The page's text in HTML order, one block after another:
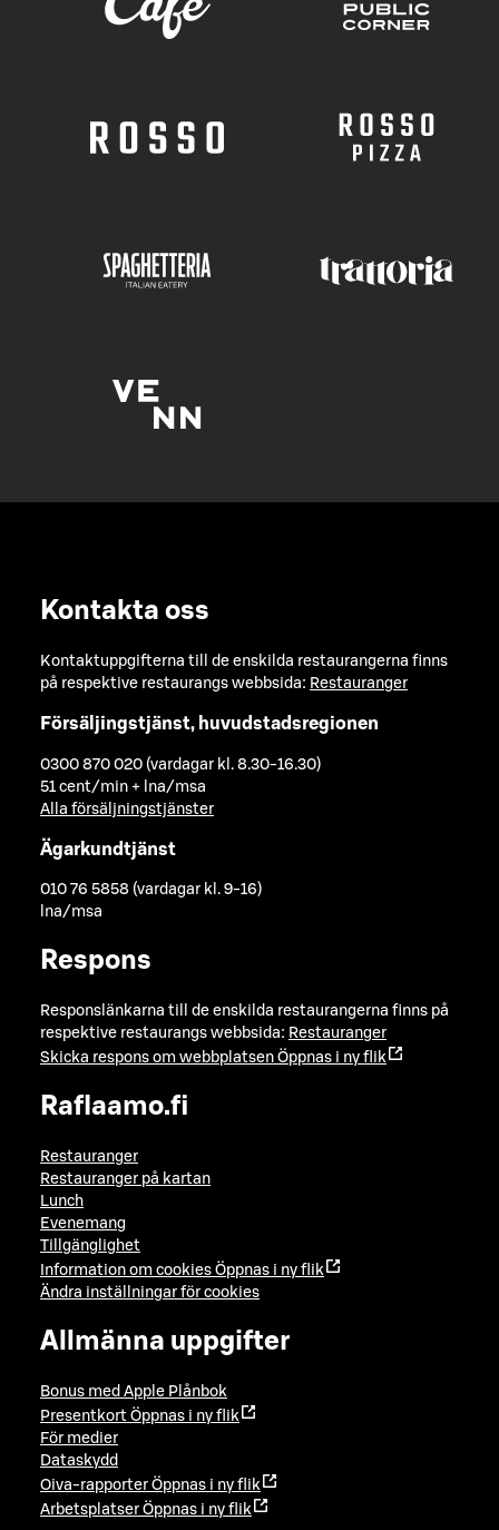
Kontakta oss
Kontaktuppgifterna till de enskilda restaurangerna finns
på respektive restaurangs webbsida: Restauranger
Försäljingstjänst, huvudstadsregionen
0300 870 020 (vardagar kl. 8.30-16.30)
51 cent/min + lna/msa
Alla försäljningstjänster
Ägarkundtjänst
010 76 5858 (vardagar kl. 9-16)
lna/msa
Respons
Responslänkarna till de enskilda restaurangerna finns på
respektive restaurangs webbsida: Restauranger
Skicka respons om webbplatsen Öppnas i ny flik
Raflaamo.fi
Restauranger
Restauranger på kartan
Lunch
Evenemang
Tillgänglighet
Information om cookies Öppnas i ny flik
Ändra inställningar för cookies
Allmänna uppgifter
Bonus med Apple Plånbok
Presentkort Öppnas i ny flik
För medier
Dataskydd
Oiva-rapporter Öppnas i ny flik
Arbetsplatser Öppnas i ny flik